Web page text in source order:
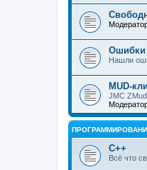
Нашли
MUD-
JMC
C++
Всё что